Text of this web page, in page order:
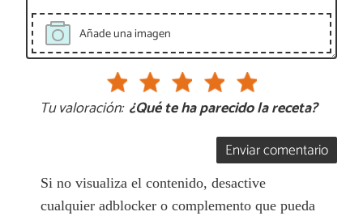
Añade una imagen
Tu valoración: ¿Qué te ha parecido la receta?
Enviar comentario
Si no visualiza el contenido, desactive
cualquier adblocker o complemento que pueda